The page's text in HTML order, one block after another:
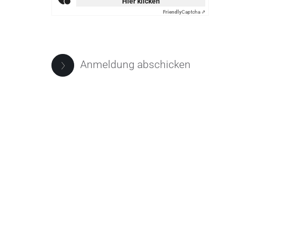
FriendlyCaptcha ⇗
Anmeldung abschicken